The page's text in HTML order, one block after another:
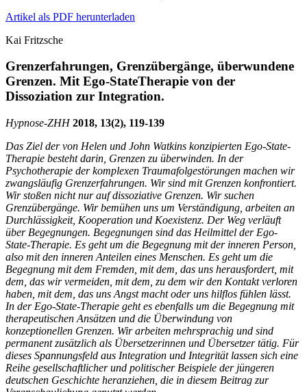
Artikel als PDF herunterladen
Kai Fritzsche
Grenzerfahrungen, Grenzübergänge, überwundene
Grenzen. Mit Ego-StateTherapie von der
Dissoziation zur Integration.
Hypnose-ZHH2018, 13(2), 119-139
Das Ziel der von Helen und John Watkins konzipierten Ego-State-
Therapie besteht darin, Grenzen zu überwinden. In der
Psychotherapie der komplexen Traumafolgestörungen machen wir
zwangsläufig Grenzerfahrungen. Wir sind mit Grenzen konfrontiert.
Wir stoßen nicht nur auf dissoziative Grenzen. Wir suchen
Grenzübergänge. Wir bemühen uns um Verständigung, arbeiten an
Durchlässigkeit, Kooperation und Koexistenz. Der Weg verläuft
über Begegnungen. Begegnungen sind das Heilmittel der Ego-
State-Therapie. Es geht um die Begegnung mit der inneren Person,
also mit den inneren Anteilen eines Menschen. Es geht um die
Begegnung mit dem Fremden, mit dem, das uns herausfordert, mit
dem, das wir vermeiden, mit dem, zu dem wir den Kontakt verloren
haben, mit dem, das uns Angst macht oder uns hilflos fühlen lässt.
In der Ego-State-Therapie geht es ebenfalls um die Begegnung mit
therapeutischen Ansätzen und die Überwindung von
konzeptionellen Grenzen. Wir arbeiten mehrsprachig und sind
permanent zusätzlich als Übersetzerinnen und Übersetzer tätig. Für
dieses Spannungsfeld aus Integration und Integrität lassen sich eine
Reihe gesellschaftlicher und politischer Beispiele der jüngeren
deutschen Geschichte heranziehen, die in diesem Beitrag zur